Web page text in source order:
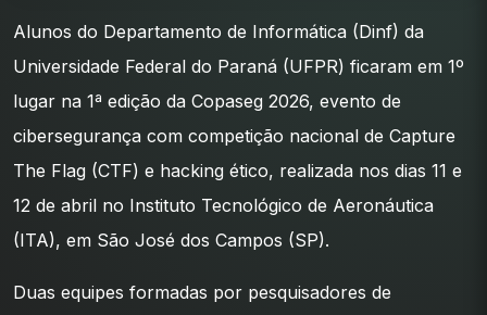
Alunos do Departamento de Informática (Dinf) da
Universidade Federal do Paraná (UFPR) ficaram em 1º
lugar na 1ª edição da Copaseg 2026, evento de
cibersegurança com competição nacional de Capture
The Flag (CTF) e hacking ético, realizada nos dias 11 e
12 de abril no Instituto Tecnológico de Aeronáutica
(ITA), em São José dos Campos (SP).
Duas equipes formadas por pesquisadores de